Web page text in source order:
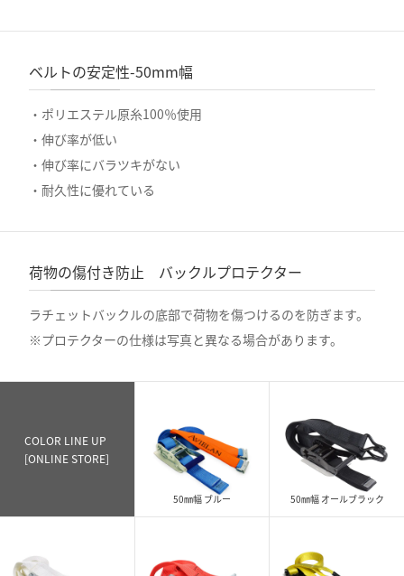
ベルトの安定性-50mm幅
・ポリエステル原糸100％使用
・伸び率が低い
・伸び率にバラツキがない
・耐久性に優れている
荷物の傷付き防止 バックルプロテクター
ラチェットバックルの底部で荷物を傷つけるのを防ぎます。
※プロテクターの仕様は写真と異なる場合があります。
COLOR LINE UP
[ONLINE STORE]
50㎜幅 ブルー 50㎜幅 オールブラック